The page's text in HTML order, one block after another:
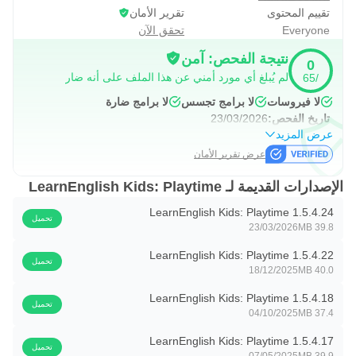
تتوفر فترات الاشتراك لمدة شهر وستة أشهر.
يتم تحميل الدفع على حساب Google Play عند تأكيد الشراء.
سيتم تحميل حساب Google Play الخاص بك بنفس سعر التجديد
خلال فترة 24 ساعة قبل نهاية فترة الدفع الحالية ما لم يتم إيقاف
التجديد التلقائي في إعدادات حساب Google Play الخاص بك.
قم بإدارة اشتراكاتك أو قم بإيقاف تشغيل الاشتراكات في أي
الشراء.
سيتم مصادرة أي جزء غير مستخدم من الفترة التجريبية المجانية،
حيثما ينطبق ذلك.
سياسة الخصوصية
sh-kids-playtime/privacy
تقييم المحتوى
Everyone
تقرير الأمان
تحقق الآن
0
/65
نتيجة الفحص: آمن
لم يُبلغ أي مورد أمني عن هذا الملف على أنه ضار
لا فيروسات
لا برامج تجسس
لا برامج ضارة
تاريخ الفحص:23/03/2026
عرض المزيد
عرض تقرير الأمان
الإصدارات القديمة لـ LearnEnglish Kids: Playtime
LearnEnglish Kids: Playtime 1.5.4.24
39.8 MB
23/03/2026
تحميل
LearnEnglish Kids: Playtime 1.5.4.22
40.0 MB
18/12/2025
تحميل
LearnEnglish Kids: Playtime 1.5.4.18
37.4 MB
04/10/2025
تحميل
LearnEnglish Kids: Playtime 1.5.4.17 تحميل